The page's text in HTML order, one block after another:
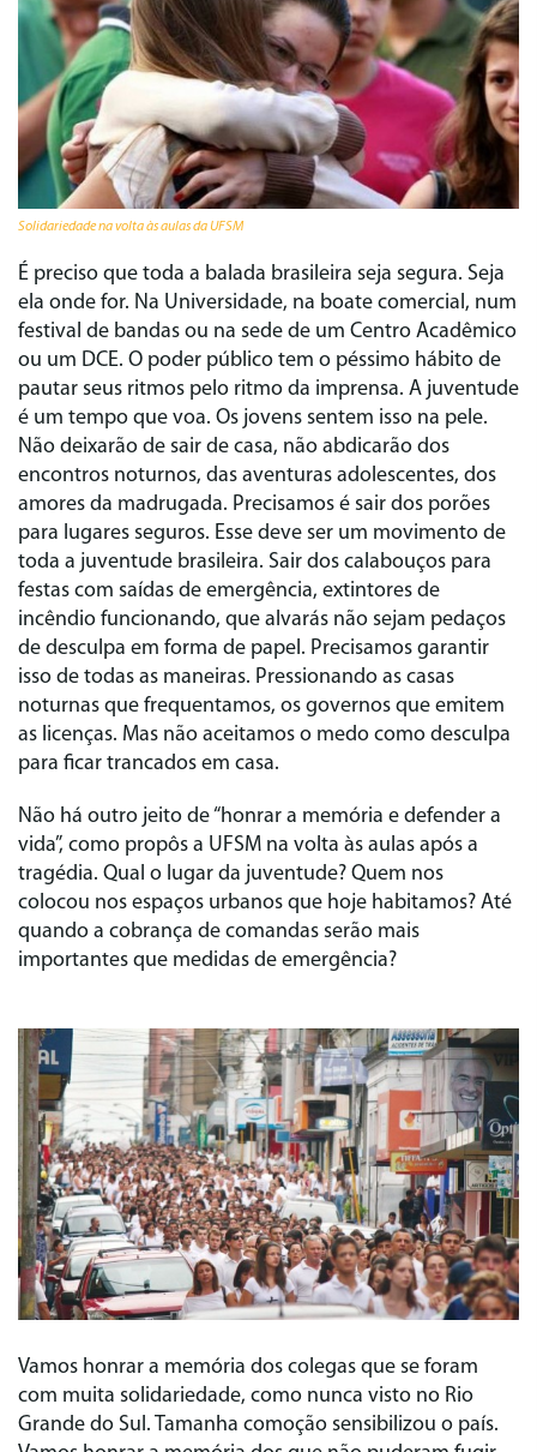
Solidariedade na volta às aulas da UFSM
É preciso que toda a balada brasileira seja segura. Seja
ela onde for. Na Universidade, na boate comercial, num
festival de bandas ou na sede de um Centro Acadêmico
ou um DCE. O poder público tem o péssimo hábito de
pautar seus ritmos pelo ritmo da imprensa. A juventude
é um tempo que voa. Os jovens sentem isso na pele.
Não deixarão de sair de casa, não abdicarão dos
encontros noturnos, das aventuras adolescentes, dos
amores da madrugada. Precisamos é sair dos porões
para lugares seguros. Esse deve ser um movimento de
toda a juventude brasileira. Sair dos calabouços para
festas com saídas de emergência, extintores de
incêndio funcionando, que alvarás não sejam pedaços
de desculpa em forma de papel. Precisamos garantir
isso de todas as maneiras. Pressionando as casas
noturnas que frequentamos, os governos que emitem
as licenças. Mas não aceitamos o medo como desculpa
para ficar trancados em casa.
Não há outro jeito de “honrar a memória e defender a
vida”, como propôs a UFSM na volta às aulas após a
tragédia. Qual o lugar da juventude? Quem nos
colocou nos espaços urbanos que hoje habitamos? Até
quando a cobrança de comandas serão mais
importantes que medidas de emergência?
Vamos honrar a memória dos colegas que se foram
com muita solidariedade, como nunca visto no Rio
Grande do Sul. Tamanha comoção sensibilizou o país.